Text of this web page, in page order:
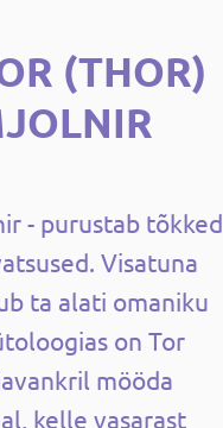
(THOR)
- purustab tõkked
Visatuna
ta alati omaniku
on Tor
mööda
kelle vasarast